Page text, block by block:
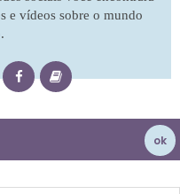
e vídeos sobre o mundo